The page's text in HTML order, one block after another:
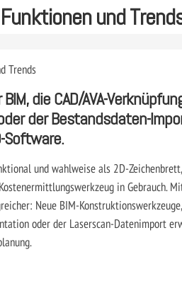
und
Trends
die CAD/AVA-
der Bestandsdaten-
Software.
und wahlweise als 2D-
in Gebrauch.
Neue BIM-
oder der Laserscan-Datenimport